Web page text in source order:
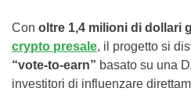
Con oltre 1,4 milioni di dollari
crypto presale, il progetto si
“vote-to-earn” basato su una
investitori di influenzare